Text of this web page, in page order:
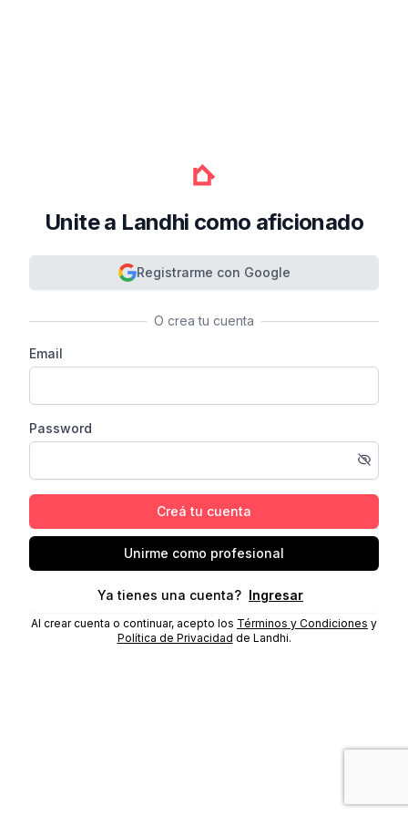
Unite a Landhi como aficionado
Registrarme con Google
O crea tu cuenta
Email
Password
Creá tu cuenta
Unirme como profesional
Ya tienes una cuenta? Ingresar
Al crear cuenta o continuar, acepto los Términos y Condiciones y
Política de Privacidad de Landhi.